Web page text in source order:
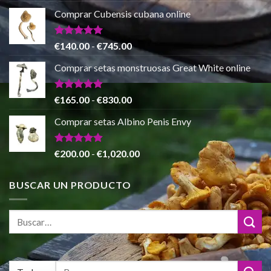
de 5
precio
original
era:
€80.00.
precio
actual
€55.00.
Comprar Cubensis cubana online
Valorado
con
5.00
de 5
€140.00-€745.00Rango
de
precios:
desde
€140.00
hasta
€745.00
Comprar setas monstruosas Great White online
Valorado
de 5
€165.00 - €830.00Rango
precios:
€165.00
€830.00
Comprar setas Albino Penis Envy
Valorado
€200.00 - €1,020.00Rango
precios:
desde
€200.00
BUSCAR UN PRODUCTO
Buscar